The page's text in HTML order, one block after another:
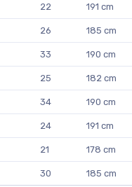
22 191 cm
26 185 cm
33 190 cm
25 182 cm
34 190 cm
24 191 cm
21 178 cm
30 185 cm